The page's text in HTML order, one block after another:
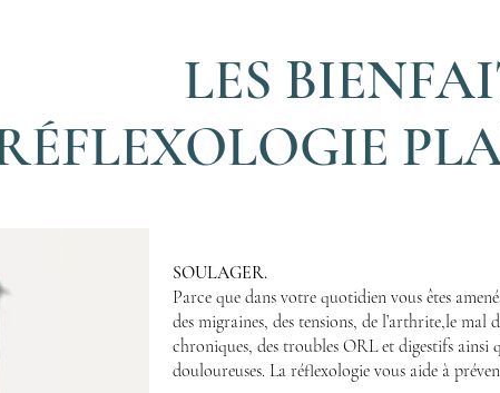
LES
SOULAGER.
Parce que dans votre quotidien vous êtes
des migraines, des tensions, de l’arthrite,le mal
chroniques, des troubles ORL et digestifs ainsi
douloureuses. La réflexologie vous aide à